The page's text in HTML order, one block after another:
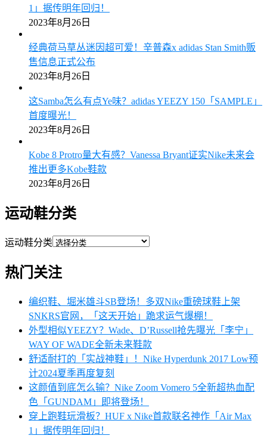
1」据传明年回归！
2023年8月26日
经典荷马草丛迷因超可爱！辛普森x adidas Stan Smith贩
售信息正式公布
2023年8月26日
这Samba怎么有点Ye味？adidas YEEZY 150「SAMPLE」
首度曝光！
2023年8月26日
Kobe 8 Protro量大有感？Vanessa Bryant证实Nike未来会
推出更多Kobe鞋款
2023年8月26日
运动鞋分类
运动鞋分类
热门关注
编织鞋、堀米雄斗SB登场！多双Nike重磅球鞋上架
SNKRS官网，「这天开始」跪求运气爆棚！
外型相似YEEZY？Wade、D’Russell抢先曝光「李宁」
WAY OF WADE全新未来鞋款
舒适耐打的「实战神鞋」！Nike Hyperdunk 2017 Low预
计2024夏季再度复刻
这颜值到底怎么输？Nike Zoom Vomero 5全新超热血配
色「GUNDAM」即将登场！
穿上跑鞋玩滑板？HUF x Nike首款联名神作「Air Max
1」据传明年回归！